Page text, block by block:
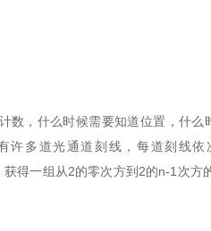
数，什么时候需要知道位置，什么
许多道光通道刻线，每道刻线
得一组从2的零次方到2的n-1次方